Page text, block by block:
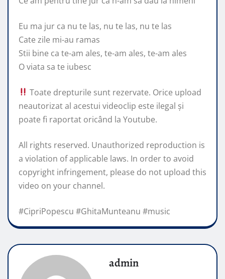
Eu ma jur ca nu te las, nu te las, nu te las
Cate zile mi-au ramas
Stii bine ca te-am ales, te-am ales, te-am ales
O viata sa te iubesc
Toate drepturile sunt rezervate. Orice upload
neautorizat al acestui videoclip este ilegal şi
poate fi raportat oricând la Youtube.
All rights reserved. Unauthorized reproduction is
a violation of applicable laws. In order to avoid
copyright infringement, please do not upload this
video on your channel.
#CipriPopescu #GhitaMunteanu #music
admin